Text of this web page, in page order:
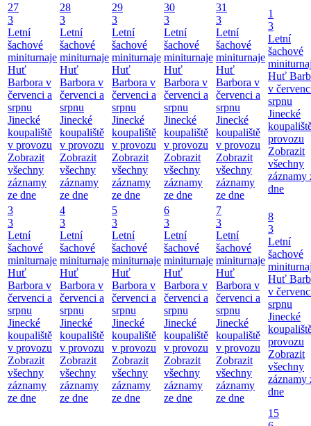
27
3
Letní
šachové
miniturnaje
Huť
Barbora v
červenci a
srpnu
Jinecké
koupaliště
v provozu
Zobrazit
všechny
záznamy
ze dne
28
3
Letní
šachové
miniturnaje
Huť
Barbora v
červenci a
srpnu
Jinecké
koupaliště
v provozu
Zobrazit
všechny
záznamy
ze dne
29
3
Letní
šachové
miniturnaje
Huť
Barbora v
červenci a
srpnu
Jinecké
koupaliště
v provozu
Zobrazit
všechny
záznamy
ze dne
30
3
Letní
šachové
miniturnaje
Huť
Barbora v
červenci a
srpnu
Jinecké
koupaliště
v provozu
Zobrazit
všechny
záznamy
ze dne
31
3
Letní
šachové
miniturnaje
Huť
Barbora v
červenci a
srpnu
Jinecké
koupaliště
v provozu
Zobrazit
všechny
záznamy
ze dne
1
3
Letní
šachové
Huť
v
srpnu
Jinecké
provozu
Zobrazit
všechny
záznamy
dne
3
3
Letní
šachové
miniturnaje
Huť
Barbora v
červenci a
srpnu
Jinecké
koupaliště
v provozu
Zobrazit
všechny
záznamy
ze dne
4
3
Letní
šachové
miniturnaje
Huť
Barbora v
červenci a
srpnu
Jinecké
koupaliště
v provozu
Zobrazit
všechny
záznamy
ze dne
5
3
Letní
šachové
miniturnaje
Huť
Barbora v
červenci a
srpnu
Jinecké
koupaliště
v provozu
Zobrazit
všechny
záznamy
ze dne
6
3
Letní
šachové
miniturnaje
Huť
Barbora v
červenci a
srpnu
Jinecké
koupaliště
v provozu
Zobrazit
všechny
záznamy
ze dne
7
3
Letní
šachové
miniturnaje
Huť
Barbora v
červenci a
srpnu
Jinecké
koupaliště
v provozu
Zobrazit
všechny
záznamy
ze dne
8
3
Letní
šachové
Huť
v
srpnu
Jinecké
provozu
Zobrazit
všechny
záznamy
dne
15